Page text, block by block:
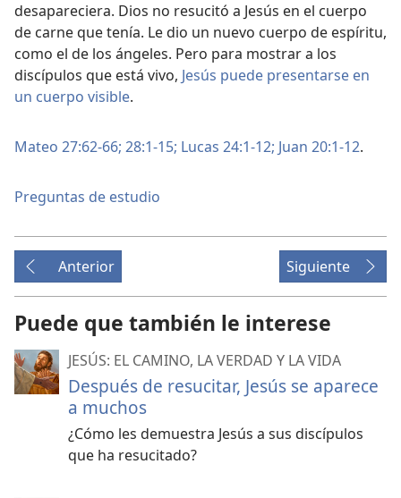
desapareciera. Dios no resucitó a Jesús en el cuerpo
de carne que tenía. Le dio un nuevo cuerpo de espíritu,
como el de los ángeles. Pero para mostrar a los
discípulos que está vivo, Jesús puede presentarse en
un cuerpo visible.
Mateo 27:62-66; 28:1-15; Lucas 24:1-12; Juan 20:1-12.
Preguntas de estudio
Anterior Siguiente
Puede que también le interese
JESÚS: EL CAMINO, LA VERDAD Y LA VIDA
Después de resucitar, Jesús se aparece
a muchos
¿Cómo les demuestra Jesús a sus discípulos
que ha resucitado?